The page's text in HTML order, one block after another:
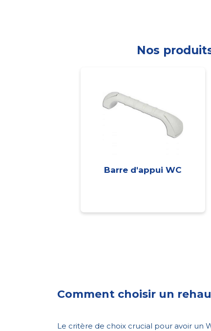
Nos
Barre d'appui WC
Comment choisir un
Le critère de choix crucial pour avoir un